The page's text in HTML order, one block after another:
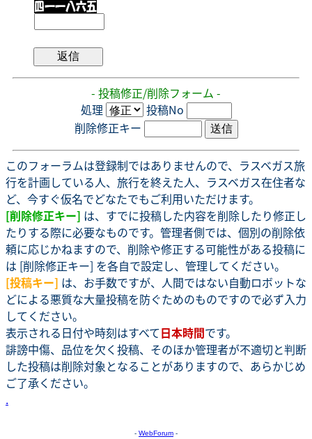
- 投稿修正/削除フォーム -
処理
投稿No
削除修正キー
このフォーラムは登録制ではありませんので、ラスベガス旅
行を計画している人、旅行を終えた人、ラスベガス在住者な
ど、今すぐ仮名でどなたでもご利用いただけます。
[削除修正キー] は、すでに投稿した内容を削除したり修正し
たりする際に必要なものです。管理者側では、個別の削除依
頼に応じかねますので、削除や修正する可能性がある投稿に
は [削除修正キー] を各自で設定し、管理してください。
[投稿キー] は、お手数ですが、人間ではない自動ロボットな
どによる悪質な大量投稿を防ぐためのものですので必ず入力
してください。
表示される日付や時刻はすべて日本時間です。
誹謗中傷、品位を欠く投稿、そのほか管理者が不適切と判断
した投稿は削除対象となることがありますので、あらかじめ
ご了承ください。
.
- WebForum -